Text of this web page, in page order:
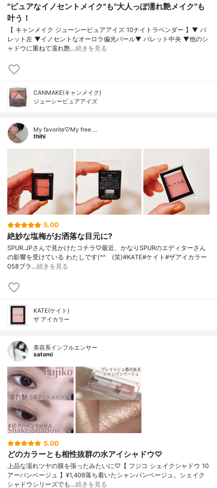
"ピュアなイノセントメイク"も"大人っぽ濡れ艶メイク"も
叶う！
【 キャンメイク ジューシーピュアアイズ 10ナイトラベンダー 】▼ パ
レット左 ▼イノセントなオーロラ偏光パール▼ パレット中央 ▼他のシ
ャドウに重ねて濡れ艶…続きを見る
CANMAKE(キャンメイク)
ジューシーピュアアイズ
My favorite♡My free …
thihi
5.00
絶妙な塩梅がお洒落な目元に?
SPUR.JPさんで見かけたコチラ♡最近、かなりSPURのエディターさん
の影響を受けている わたしです(^^ゞ(笑)#KATE#ケイト#ザアイカラー
058ブラ…続きを見る
KATE(ケイト)
ザ アイカラー
美容系インフルエンサー
satomi
5.00
どのカラーとも相性抜群の水アイシャドウ♡
上品な濡れツヤの膜を張ったみたいに♡【 フジコ シェイクシャドウ 10
アーバンベージュ 】¥1,408落ち着いたシャンパンベージュ。シェイク
シャドウシリーズでも…続きを見る